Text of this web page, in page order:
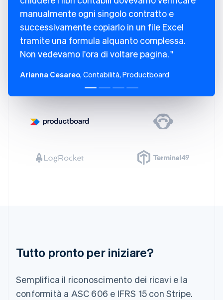
manualmente ogni singolo contratto e
successivamente copiarlo in un file Excel
tramite una formula alquanto complessa.
Non vedevamo l'ora di voltare pagina.
Arianna Cesareo, Contabilità, Productboard
Tutto pronto per iniziare?
Semplifica il riconoscimento dei ricavi e la
conformità a ASC 606 e IFRS 15 con Stripe.
Estonia
English
Finlandia
English Svenska
Francia
Germania
English
India
English
Lituania
English
Lussemburgo
FrançaisDeutschEnglish
Malaysia